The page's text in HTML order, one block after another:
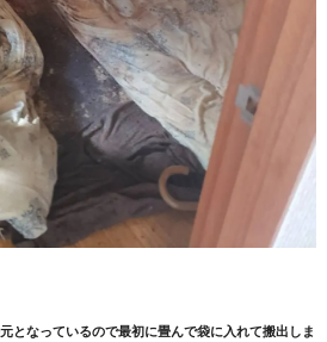
となっているので最初に畳んで袋に入れて搬出しま